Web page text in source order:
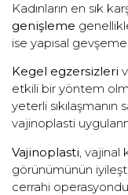
Kadınların en sık
genişleme
ise yapısal
Kegel egzersizleri
etkili bir yöntem
yeterli
vajinoplasti
Vajinoplasti , vajinal
görünümünün
cerrahi